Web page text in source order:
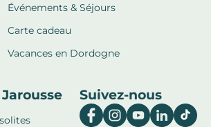
Événements & Séjours
Carte cadeau
Vacances en Dordogne
Suivez-nous